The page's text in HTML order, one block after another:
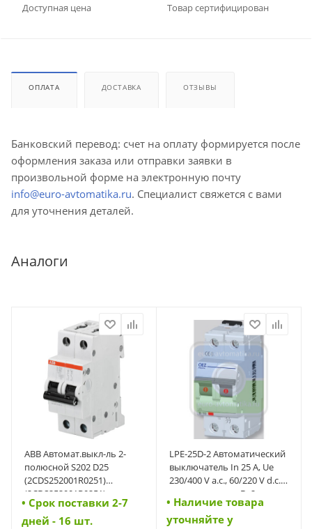
Доступная цена Товар сертифицирован
ОПЛАТА ДОСТАВКА ОТЗЫВЫ
Банковский перевод: счет на оплату формируется после
оформления заказа или отправки заявки в
произвольной форме на электронную почту
info@euro-avtomatika.ru. Специалист свяжется с вами
для уточнения деталей.
Аналоги
ABB Автомат.выкл-ль 2-
полюсной S202 D25
(2CDS252001R0251)
(2CDS252001R0251)
• Cрок поставки 2-7
дней - 16 шт.
LPE-25D-2 Автоматический
выключатель In 25 A, Ue
230/400 V a.c., 60/220 V d.c.,
характеристика D, 2-полюс,
Icn 6 kA (34705)
• Наличие товара
уточняйте у